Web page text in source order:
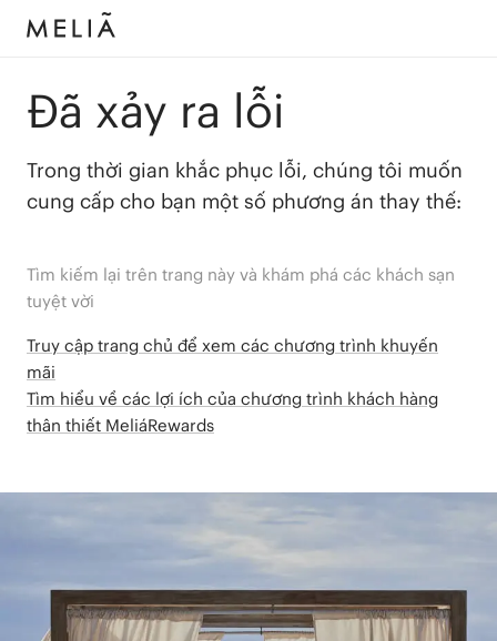
Đã xảy ra lỗi
Trong thời gian khắc phục lỗi, chúng tôi muốn
cung cấp cho bạn một số phương án thay thế:
Tìm kiếm lại trên trang này và khám phá các khách sạn
tuyệt vời
Truy cập trang chủ để xem các chương trình khuyến
mãi
Tìm hiểu về các lợi ích của chương trình khách hàng
thân thiết MeliáRewards